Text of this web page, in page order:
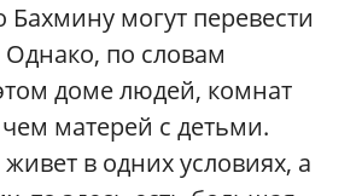
Бахмину могут перевести
по словам
доме людей, комнат
матерей с детьми.
живет в одних условиях, а